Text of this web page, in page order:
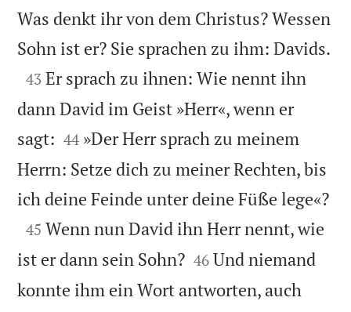
Was denkt ihr von dem Christus? Wessen
Sohn ist er? Sie sprachen zu ihm: Davids.

43 Er sprach zu ihnen: Wie nennt ihn
dann David im Geist »Herr«, wenn er
sagt: 

44 »Der Herr sprach zu meinem
Herrn: Setze dich zu meiner Rechten, bis
ich deine Feinde unter deine Füße lege«?

45 Wenn nun David ihn Herr nennt, wie
ist er dann sein Sohn?
46 Und niemand
konnte ihm ein Wort antworten, auch